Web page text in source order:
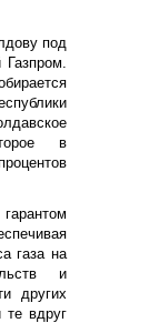
под
в
газа на
и
других
те вдруг